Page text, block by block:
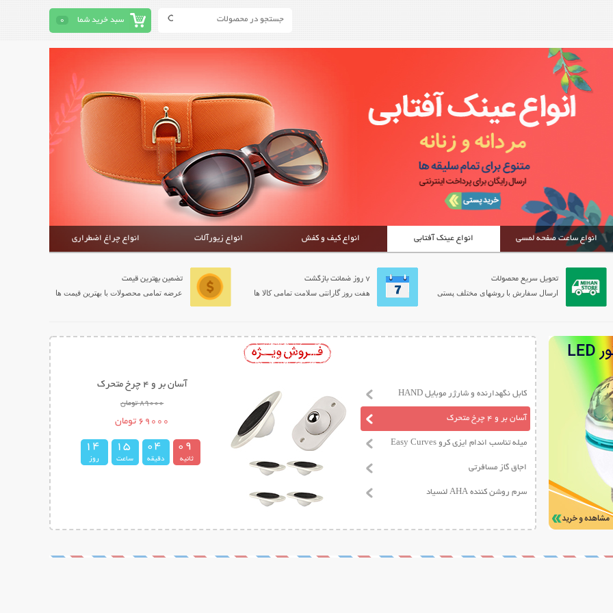
سبد خرید شما 0
انواع ساعت صفحه لمسی انواع عینک آفتابی انواع کیف و کفش انواع زیورآلات انواع چراغ اضطراری
تحویل سریع محصولات
ارسال سفارش با روشهای مختلف پستی
7 روز ضمانت بازگشت
هفت روز گارانتی سلامت تمامی کالا ها
تضمین بهترین قیمت
عرضه تمامی محصولات با بهترین قیمت ها
کابل نگهدارنده و شارژر موبایل HAND
آسان بر و 4 چرخ متحرک
میله تناسب اندام ایزی کرو Easy Curves
اجاق گاز مسافرتی
سرم روشن کننده AHA لنسیاد
آسان بر و 4 چرخ متحرک
89000 تومان
69000 تومان
0 8
ثانیه
0 4
دقیقه
1 5
ساعت
1 4
روز